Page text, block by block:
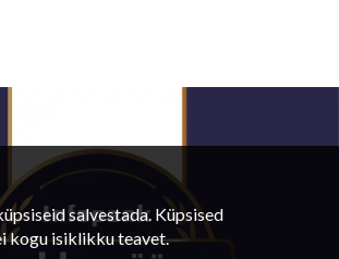
salvestada. Küpsised
kogu isiklikku teavet.